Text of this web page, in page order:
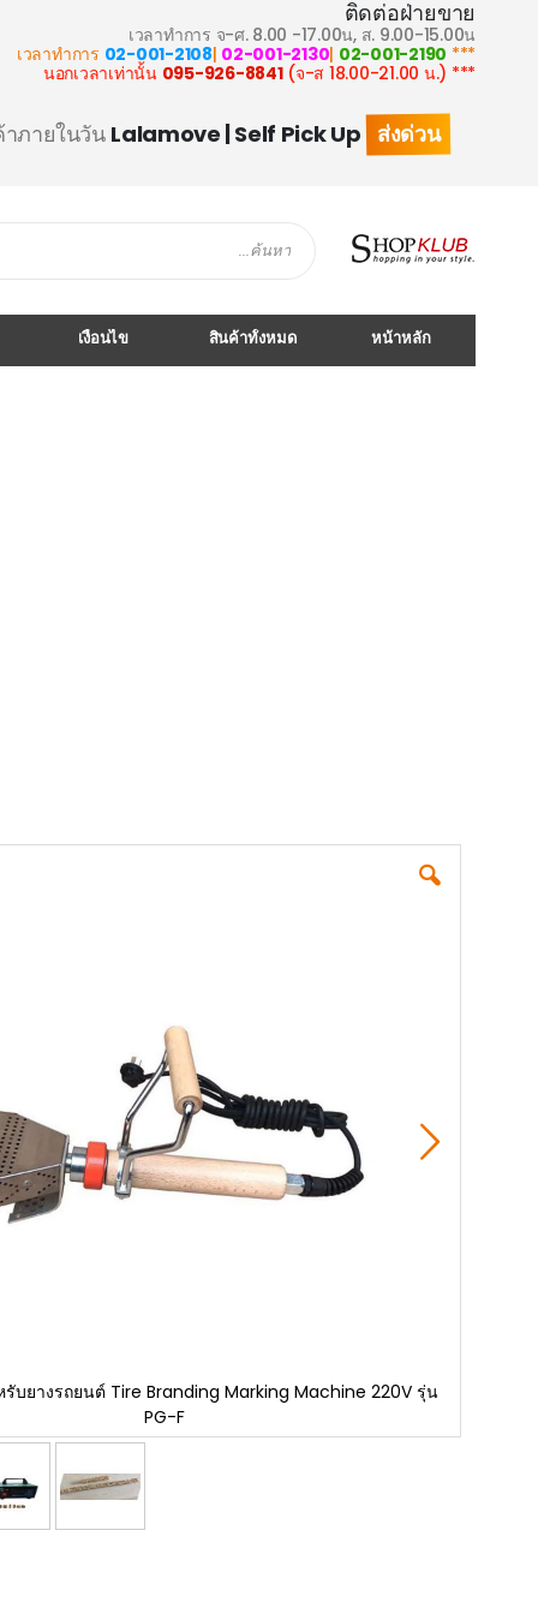
ติดต่อฝ่ายขาย
เวลาทำการ จ-ศ. 8.00 -17.00น, ส. 9.00-15.00น
*** เวลาทำการ
02-001-2108| 02-001-2130| 02-001-2190
*** นอกเวลาเท่านั้น
095-926-8841(จ-ส 18.00-21.00 น.)
ส่งด่วน
ภายในวันLalamove | Self Pick Up
Search
หน้าหลัก
สินค้าทั้งหมด
เงื่อนไข
Skip
รับยางรถยนต์ Tire Branding Marking Machine 220V รุ่น
PG-F